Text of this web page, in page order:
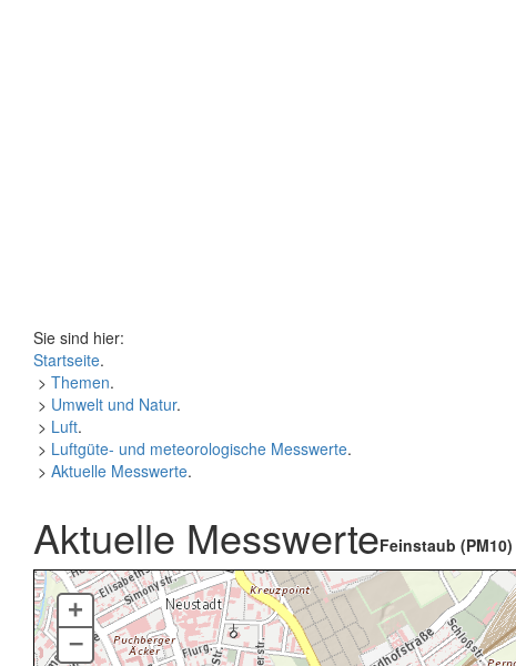
Sie sind hier:
Startseite.
> Themen.
> Umwelt und Natur.
> Luft.
> Luftgüte- und meteorologische Messwerte.
> Aktuelle Messwerte.
Aktuelle MesswerteFeinstaub (PM10)
+
–